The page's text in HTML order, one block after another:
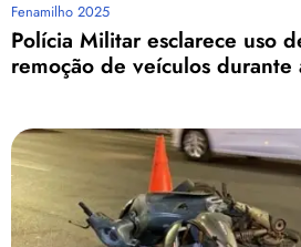
Fenamilho 2025
Polícia Militar esclarece uso
remoção de veículos